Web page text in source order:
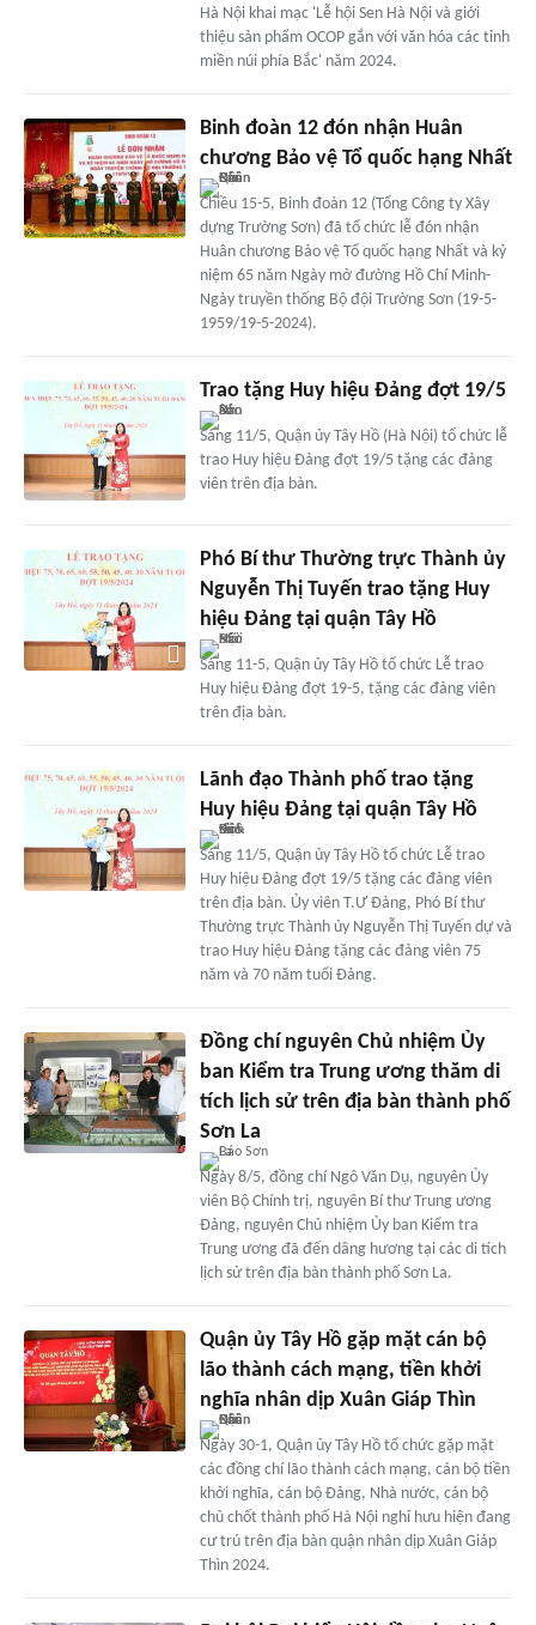
Hà Nội khai mạc 'Lễ hội Sen Hà Nội và giới
thiệu sản phẩm OCOP gắn với văn hóa các tỉnh
miền núi phía Bắc' năm 2024.
Binh đoàn 12 đón nhận Huân
chương Bảo vệ Tổ quốc hạng Nhất
Chiều 15-5, Binh đoàn 12 (Tổng Công ty Xây
dựng Trường Sơn) đã tổ chức lễ đón nhận
Huân chương Bảo vệ Tổ quốc hạng Nhất và kỷ
niệm 65 năm Ngày mở đường Hồ Chí Minh-
Ngày truyền thống Bộ đội Trường Sơn (19-5-
1959/19-5-2024).
Trao tặng Huy hiệu Đảng đợt 19/5
Sáng 11/5, Quận ủy Tây Hồ (Hà Nội) tổ chức lễ
trao Huy hiệu Đảng đợt 19/5 tặng các đảng
viên trên địa bàn.
Phó Bí thư Thường trực Thành ủy
Nguyễn Thị Tuyến trao tặng Huy
hiệu Đảng tại quận Tây Hồ
Sáng 11-5, Quận ủy Tây Hồ tổ chức Lễ trao
Huy hiệu Đảng đợt 19-5, tặng các đảng viên
trên địa bàn.
Lãnh đạo Thành phố trao tặng
Huy hiệu Đảng tại quận Tây Hồ
Sáng 11/5, Quận ủy Tây Hồ tổ chức Lễ trao
Huy hiệu Đảng đợt 19/5 tặng các đảng viên
trên địa bàn. Ủy viên T.Ư Đảng, Phó Bí thư
Thường trực Thành ủy Nguyễn Thị Tuyến dự và
trao Huy hiệu Đảng tặng các đảng viên 75
năm và 70 năm tuổi Đảng.
Đồng chí nguyên Chủ nhiệm Ủy
ban Kiểm tra Trung ương thăm di
tích lịch sử trên địa bàn thành phố
Sơn La
Ngày 8/5, đồng chí Ngô Văn Dụ, nguyên Ủy
viên Bộ Chính trị, nguyên Bí thư Trung ương
Đảng, nguyên Chủ nhiệm Ủy ban Kiểm tra
Trung ương đã đến dâng hương tại các di tích
lịch sử trên địa bàn thành phố Sơn La.
Quận ủy Tây Hồ gặp mặt cán bộ
lão thành cách mạng, tiền khởi
nghĩa nhân dịp Xuân Giáp Thìn
Ngày 30-1, Quận ủy Tây Hồ tổ chức gặp mặt
các đồng chí lão thành cách mạng, cán bộ tiền
khởi nghĩa, cán bộ Đảng, Nhà nước, cán bộ
chủ chốt thành phố Hà Nội nghỉ hưu hiện đang
cư trú trên địa bàn quận nhân dịp Xuân Giáp
Thìn 2024.